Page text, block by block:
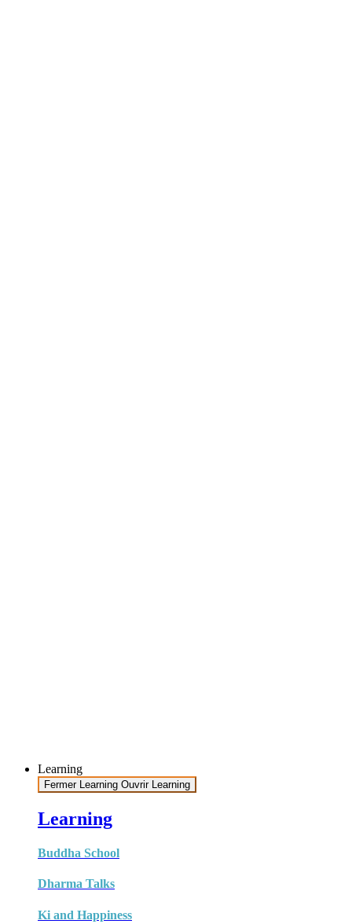
Learning
Fermer Learning Ouvrir Learning
Learning
Buddha School
Dharma Talks
Ki and Happiness